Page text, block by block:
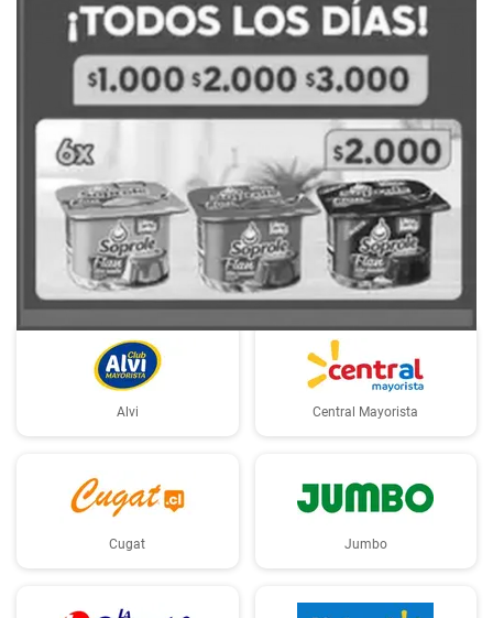
Alvi Central Mayorista
Cugat Jumbo